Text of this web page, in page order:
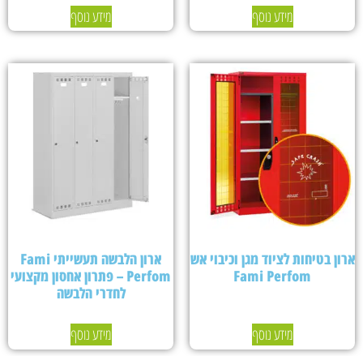
מידע נוסף מידע נוסף
ארון בטיחות לציוד מגן וכיבוי אש
Fami Perfom
מידע נוסף
ארון הלבשה תעשייתי Fami
Perfom – פתרון אחסון מקצועי
לחדרי הלבשה
מידע נוסף